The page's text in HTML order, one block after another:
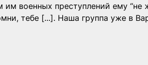
им военных преступлений ему “не
тебе [...]. Наша группа уже в